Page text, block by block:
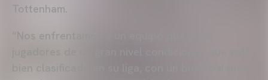
Tottenham.
“Nos enfrentamos a un equipo que tiene